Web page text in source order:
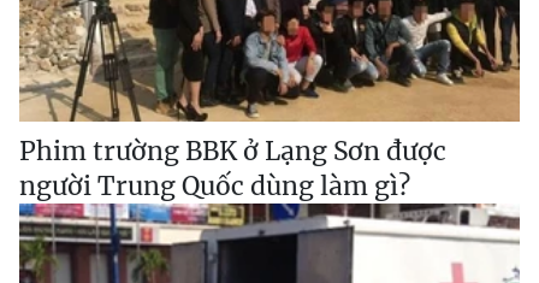
Phim trường BBK ở Lạng Sơn được
người Trung Quốc dùng làm gì?